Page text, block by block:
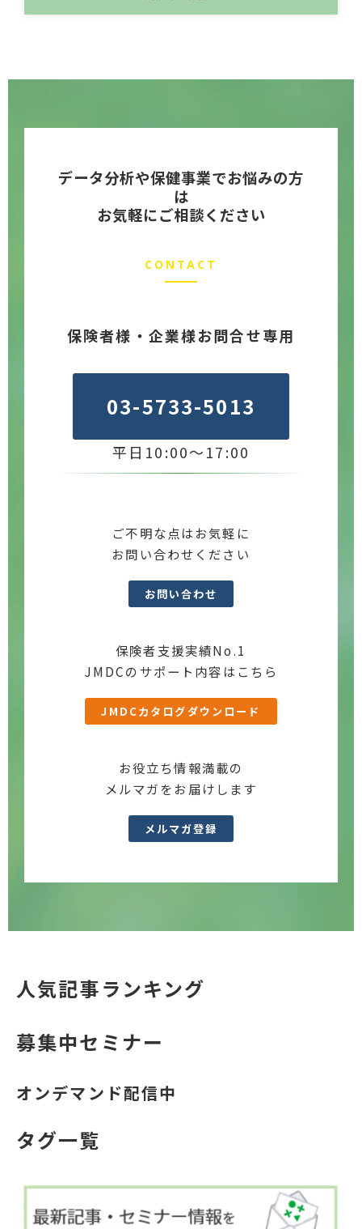
データ分析や保健事業でお悩みの方
は
お気軽にご相談ください
CONTACT
保険者様・企業様お問合せ専用
03-5733-5013
平日10:00～17:00
ご不明な点はお気軽に
お問い合わせください
お問い合わせ
保険者支援実績No.1
JMDCのサポート内容はこちら
JMDCカタログダウンロード
お役立ち情報満載の
メルマガをお届けします
メルマガ登録
人気記事ランキング
募集中セミナー
オンデマンド配信中
タグ一覧